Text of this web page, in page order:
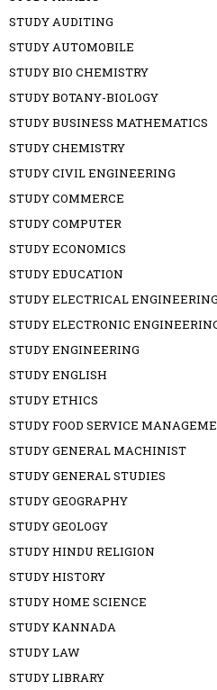
STUDY AUDITING
STUDY AUTOMOBILE
STUDY BIO CHEMISTRY
STUDY BOTANY-BIOLOGY
STUDY BUSINESS MATHEMATICS
STUDY CHEMISTRY
STUDY CIVIL ENGINEERING
STUDY COMMERCE
STUDY COMPUTER
STUDY ECONOMICS
STUDY EDUCATION
STUDY ELECTRICAL ENGINEERING
STUDY ELECTRONIC
STUDY ENGINEERING
STUDY ENGLISH
STUDY ETHICS
STUDY FOOD SERVICE
STUDY GENERAL MACHINIST
STUDY GENERAL STUDIES
STUDY GEOGRAPHY
STUDY GEOLOGY
STUDY HINDU RELIGION
STUDY HISTORY
STUDY HOME SCIENCE
STUDY KANNADA
STUDY LAW
STUDY LIBRARY